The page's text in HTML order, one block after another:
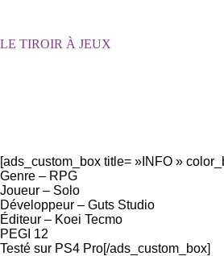
LE TIROIR À JEUX
[ads_custom_box title= »INFO »
Genre – RPG
Joueur – Solo
Développeur – Guts Studio
Éditeur – Koei Tecmo
PEGI 12
Testé sur PS4 Pro[/ads_custom_box]